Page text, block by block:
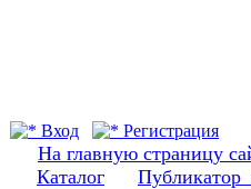
Вход
Регистрация
На главную страницу
Каталог